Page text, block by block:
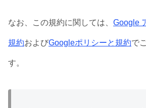
なお、この規約に関しては、 Google
規約およびGoogleポリシーと規約で
す。